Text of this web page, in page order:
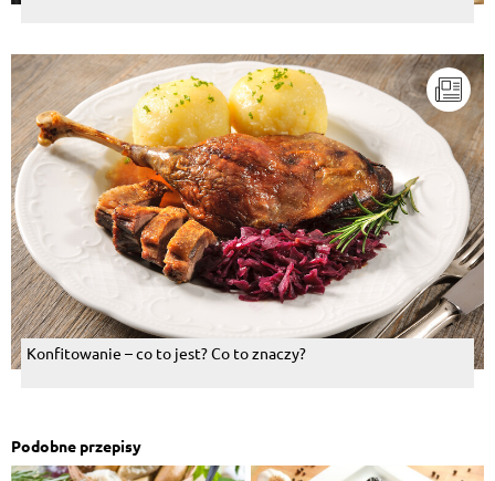
Konfitowanie – co to jest? Co to znaczy?
Podobne przepisy